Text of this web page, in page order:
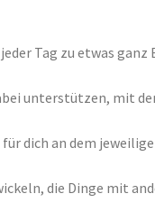
Tag zu etwas ganz
unterstützen, mit
dich an dem
die Dinge mit